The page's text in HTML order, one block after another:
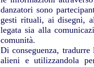
danzatori sono
gesti rituali, ai disegni,
legata sia alla
comunità.
Di conseguenza,
alieni e utilizzandola